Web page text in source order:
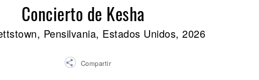
Concierto de Kesha
Pensilvania, Estados Unidos, 2026
Compartir